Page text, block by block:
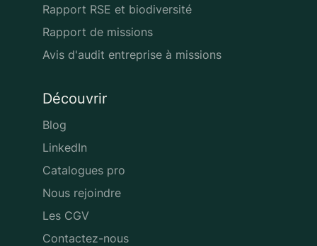
Rapport RSE et biodiversité
Rapport de missions
Avis d'audit entreprise à missions
Découvrir
Blog
LinkedIn
Catalogues pro
Nous rejoindre
Les CGV
Contactez-nous